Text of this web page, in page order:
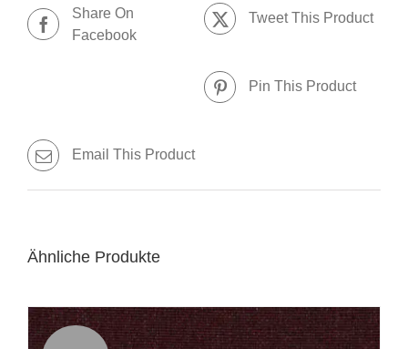
Share On
Facebook
Tweet This Product
Pin This Product
Email This Product
Ähnliche Produkte